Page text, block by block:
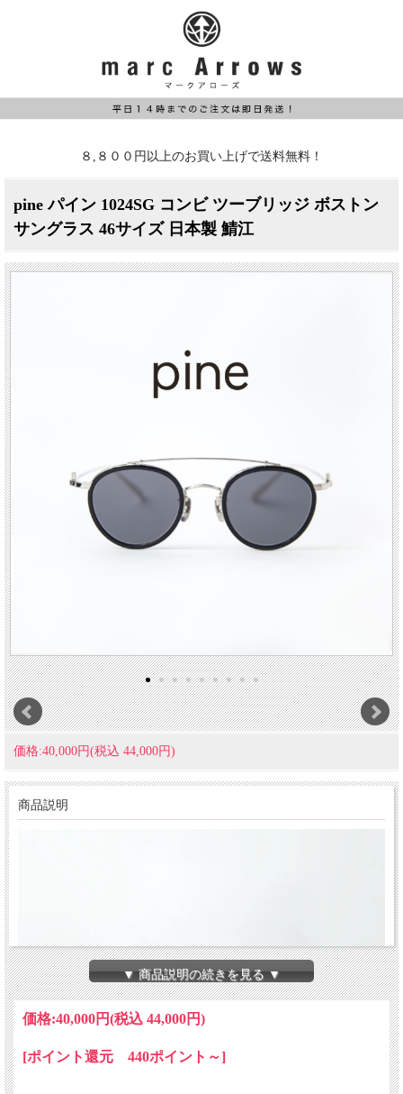
８,８００円以上のお買い上げで送料無料！
pine パイン 1024SG コンビ ツーブリッジ ボストン
サングラス 46サイズ 日本製 鯖江
価格:40,000円(税込 44,000円)
商品説明
▼ 商品説明の続きを見る ▼
価格:40,000円(税込 44,000円)
[ポイント還元 440ポイント～]